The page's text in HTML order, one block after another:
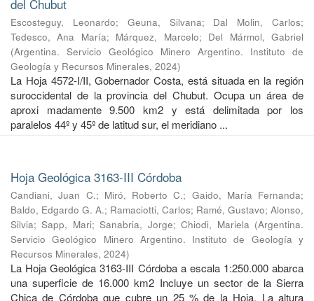
del Chubut
Escosteguy, Leonardo; Geuna, Silvana; Dal Molin, Carlos;
Tedesco, Ana María; Márquez, Marcelo; Del Mármol, Gabriel
(Argentina. Servicio Geológico Minero Argentino. Instituto de
Geología y Recursos Minerales, 2024)
La Hoja 4572-I/II, Gobernador Costa, está situada en la región
suroccidental de la provincia del Chubut. Ocupa un área de
aproxi madamente 9.500 km2 y está delimitada por los
paralelos 44º y 45º de latitud sur, el meridiano ...
Hoja Geológica 3163-III Córdoba
Candiani, Juan C.; Miró, Roberto C.; Gaido, María Fernanda;
Baldo, Edgardo G. A.; Ramaciotti, Carlos; Ramé, Gustavo; Alonso,
Silvia;Sapp, Mari;Sanabria, Jorge;Chiodi, Mariela (Argentina.
Servicio Geológico Minero Argentino. Instituto de Geología y
Recursos Minerales, 2024)
La Hoja Geológica 3163-III Córdoba a escala 1:250.000 abarca
una superficie de 16.000 km2 Incluye un sector de la Sierra
Chica de Córdoba que cubre un 25 % de la Hoja. La altura